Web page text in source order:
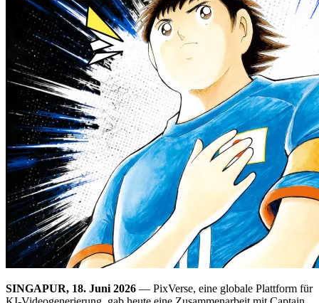
SINGAPUR, 18. Juni 2026 — PixVerse, eine globale Plattform für